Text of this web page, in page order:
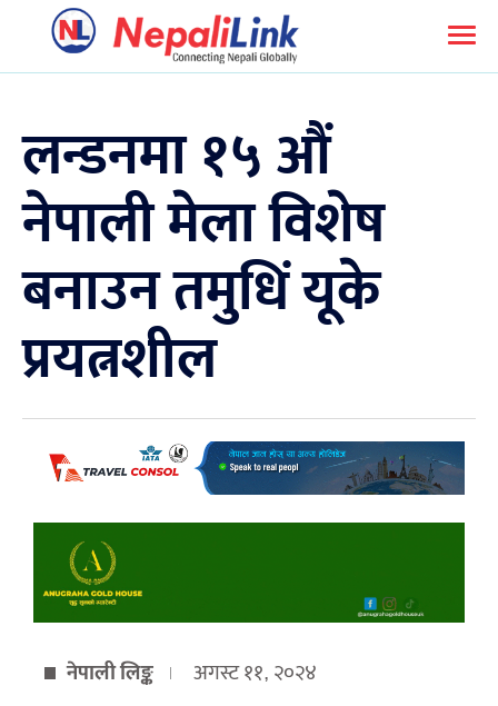
लन्डनमा १५ औं
नेपाली मेला विशेष
बनाउन तमुधिं यूके
प्रयत्नशील
नेपाली लिङ्क अगस्ट ११, २०२४